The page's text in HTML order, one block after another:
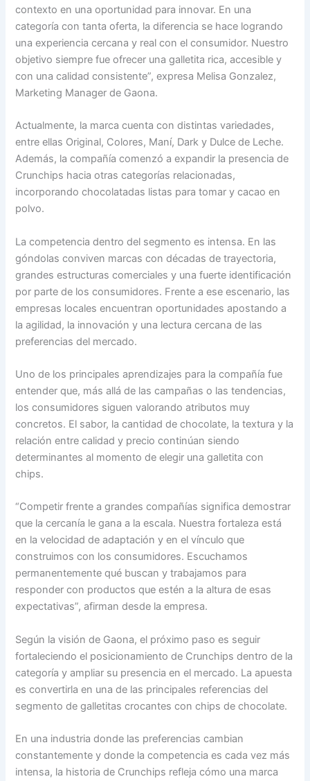
contexto en una oportunidad para innovar. En una
categoría con tanta oferta, la diferencia se hace logrando
una experiencia cercana y real con el consumidor. Nuestro
objetivo siempre fue ofrecer una galletita rica, accesible y
con una calidad consistente”, expresa Melisa Gonzalez,
Marketing Manager de Gaona.
Actualmente, la marca cuenta con distintas variedades,
entre ellas Original, Colores, Maní, Dark y Dulce de Leche.
Además, la compañía comenzó a expandir la presencia de
Crunchips hacia otras categorías relacionadas,
incorporando chocolatadas listas para tomar y cacao en
polvo.
La competencia dentro del segmento es intensa. En las
góndolas conviven marcas con décadas de trayectoria,
grandes estructuras comerciales y una fuerte identificación
por parte de los consumidores. Frente a ese escenario, las
empresas locales encuentran oportunidades apostando a
la agilidad, la innovación y una lectura cercana de las
preferencias del mercado.
Uno de los principales aprendizajes para la compañía fue
entender que, más allá de las campañas o las tendencias,
los consumidores siguen valorando atributos muy
concretos. El sabor, la cantidad de chocolate, la textura y la
relación entre calidad y precio continúan siendo
determinantes al momento de elegir una galletita con
chips.
“Competir frente a grandes compañías significa demostrar
que la cercanía le gana a la escala. Nuestra fortaleza está
en la velocidad de adaptación y en el vínculo que
construimos con los consumidores. Escuchamos
permanentemente qué buscan y trabajamos para
responder con productos que estén a la altura de esas
expectativas”, afirman desde la empresa.
Según la visión de Gaona, el próximo paso es seguir
fortaleciendo el posicionamiento de Crunchips dentro de la
categoría y ampliar su presencia en el mercado. La apuesta
es convertirla en una de las principales referencias del
segmento de galletitas crocantes con chips de chocolate.
En una industria donde las preferencias cambian
constantemente y donde la competencia es cada vez más
intensa, la historia de Crunchips refleja cómo una marca